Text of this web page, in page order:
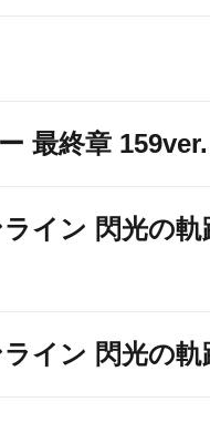
最終章 159ver.
イン 閃光の軌
イン 閃光の軌